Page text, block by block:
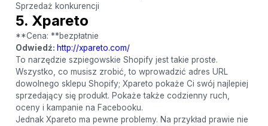
Sprzedaż konkurencji
5. Xpareto
**Cena: **bezpłatnie
Odwiedź: http://xpareto.com/
To narzędzie szpiegowskie Shopify jest takie proste.
Wszystko, co musisz zrobić, to wprowadzić adres URL
dowolnego sklepu Shopify; Xpareto pokaże Ci swój najlepiej
sprzedający się produkt. Pokaże także codzienny ruch,
oceny i kampanie na Facebooku.
Jednak Xpareto ma pewne problemy. Na przykład prawie nie